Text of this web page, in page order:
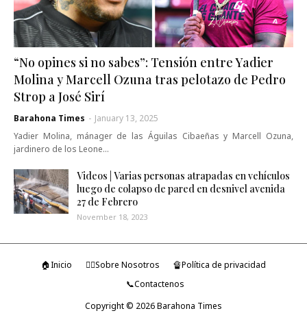
“No opines si no sabes”: Tensión entre Yadier
Molina y Marcell Ozuna tras pelotazo de Pedro
Strop a José Sirí
Barahona Times - January 13, 2025
Yadier Molina, mánager de las Águilas Cibaeñas y Marcell Ozuna,
jardinero de los Leone…
Videos | Varias personas atrapadas en vehículos
luego de colapso de pared en desnivel avenida
27 de Febrero
November 18, 2023
🏠Inicio 🤷‍♂️Sobre Nosotros
🔏Política de privacidad
📞Contactenos
Copyright © 2026Barahona Times